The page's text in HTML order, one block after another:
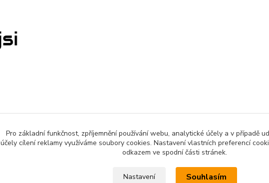
Pro základní funkčnost, zpříjemnění používání webu, analytické účely a v případě
účely cílení reklamy využíváme soubory cookies. Nastavení vlastních preferencí
odkazem ve spodní části stránek.
Nastavení Souhlasím